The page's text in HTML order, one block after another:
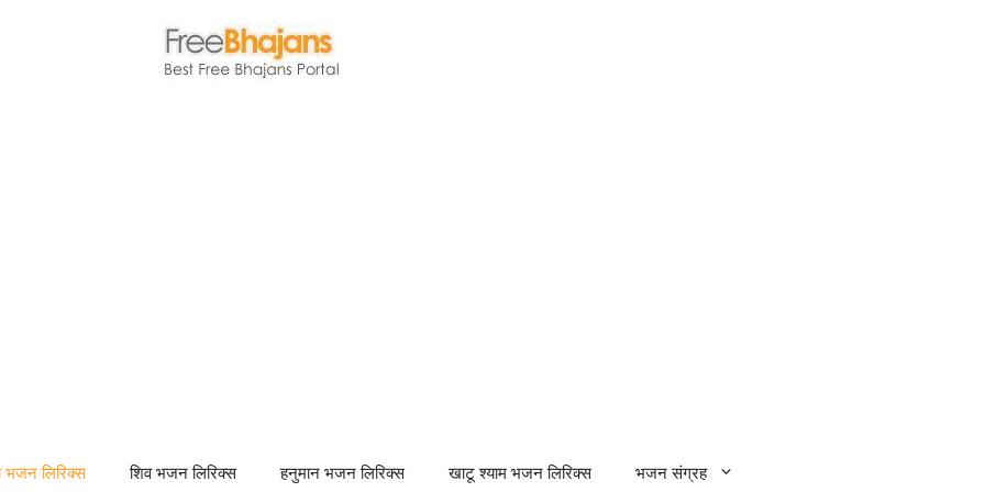
भजन लिरिक्स शिव भजन लिरिक्स हनुमान भजन लिरिक्स खाटू श्याम भजन लिरिक्स भजन संग्रह